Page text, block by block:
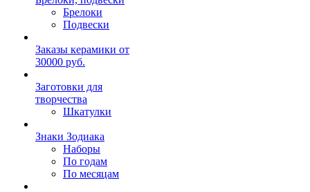
Брелоки
Подвески
Заказы керамики от
30000 руб.
Заготовки для
творчества
Шкатулки
Знаки Зодиака
Наборы
По годам
По месяцам